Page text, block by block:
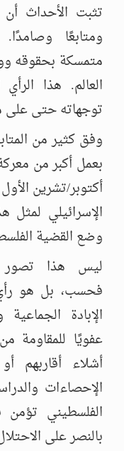
تثبت الأحداث أن
ومتابعًا
متمسكة بحقوقه
العالم. هذا
توجهاته حتى على
وفق كثير من
بعمل أكبر من
الإسرائيلي لمثل
وضع القضية
ليس هذا تصور
فحسب، بل هو
الإبادة
عفويًا
أشلاء
الإحصاءات
الفلسطيني تؤمن
بالنصر على